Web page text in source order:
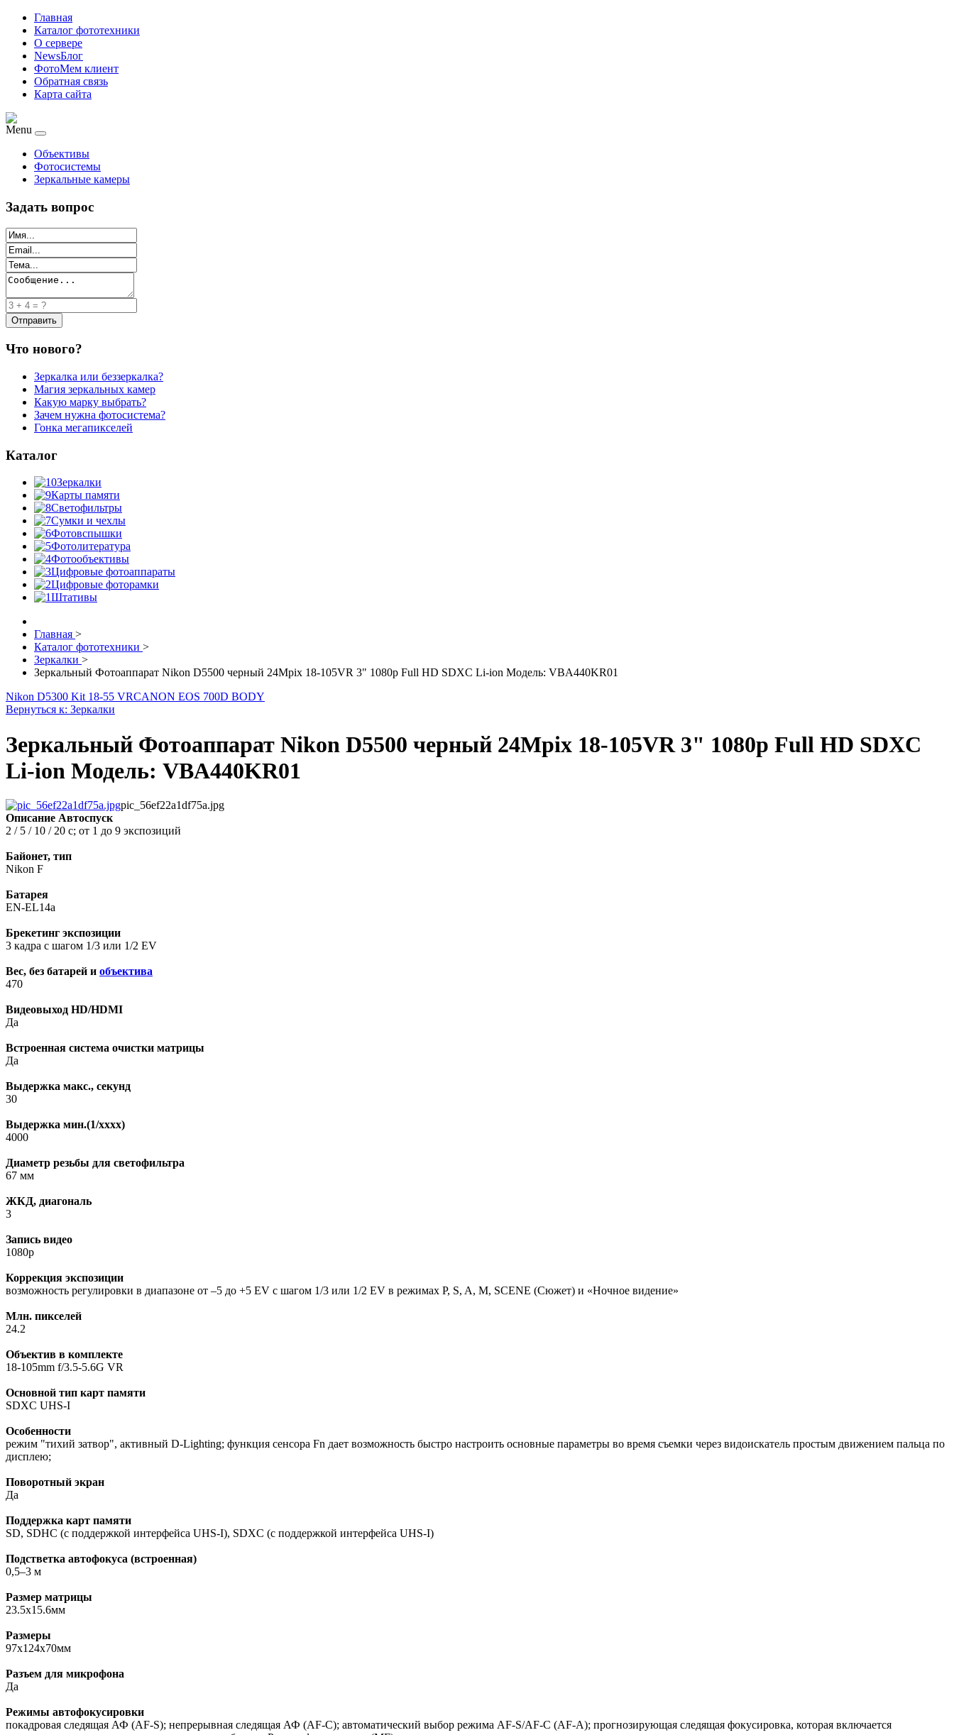
Главная
Каталог фототехники
О сервере
NewsБлог
ФотоМем клиент
Обратная связь
Карта сайта
Menu
Объективы
Фотосистемы
Зеркальные камеры
Задать вопрос
Что нового?
Зеркалка или беззеркалка?
Магия зеркальных камер
Какую марку выбрать?
Зачем нужна фотосистема?
Гонка мегапикселей
Каталог
Зеркалки
Карты памяти
Светофильтры
Сумки и чехлы
Фотовспышки
Фотолитература
Фотообъективы
Цифровые фотоаппараты
Цифровые фоторамки
Штативы
Главная >
Каталог фототехники >
Зеркалки >
Зеркальный Фотоаппарат Nikon D5500 черный 24Mpix 18-105VR 3" 1080p Full HD SDXC Li-ion Модель: VBA440KR01
Nikon D5300 Kit 18-55 VRCANON EOS 700D BODY
Вернуться к: Зеркалки
Зеркальный Фотоаппарат Nikon D5500 черный 24Mpix 18-105VR 3" 1080p Full HD SDXC
Li-ion Модель: VBA440KR01
pic_56ef22a1df75a.jpg
Описание Автоспуск
2 / 5 / 10 / 20 с; от 1 до 9 экспозиций
Байонет, тип
Nikon F
Батарея
EN-EL14a
Брекетинг экспозиции
3 кадра с шагом 1/3 или 1/2 EV
Вес, без батарей и объектива
470
Видеовыход HD/HDMI
Да
Встроенная система очистки матрицы
Да
Выдержка макс., секунд
30
Выдержка мин.(1/xxxx)
4000
Диаметр резьбы для светофильтра
67 мм
ЖКД, диагональ
3
Запись видео
1080p
Коррекция экспозиции
возможность регулировки в диапазоне от –5 до +5 EV с шагом 1/3 или 1/2 EV в режимах P, S, A, M, SCENE (Сюжет) и «Ночное видение»
Млн. пикселей
24.2
Объектив в комплекте
18-105mm f/3.5-5.6G VR
Основной тип карт памяти
SDXC UHS-I
Особенности
режим "тихий затвор", активный D-Lighting; функция сенсора Fn дает возможность быстро настроить основные параметры во время съемки через видоискатель простым движением пальца по
дисплею;
Поворотный экран
Да
Поддержка карт памяти
SD, SDHC (с поддержкой интерфейса UHS-I), SDXC (с поддержкой интерфейса UHS-I)
Подстветка автофокуса (встроенная)
0,5–3 м
Размер матрицы
23.5x15.6мм
Размеры
97x124x70мм
Разъем для микрофона
Да
Режимы автофокусировки
покадровая следящая АФ (AF-S); непрерывная следящая АФ (AF-C); автоматический выбор режима AF-S/AF-C (AF-A); прогнозирующая следящая фокусировка, которая включается